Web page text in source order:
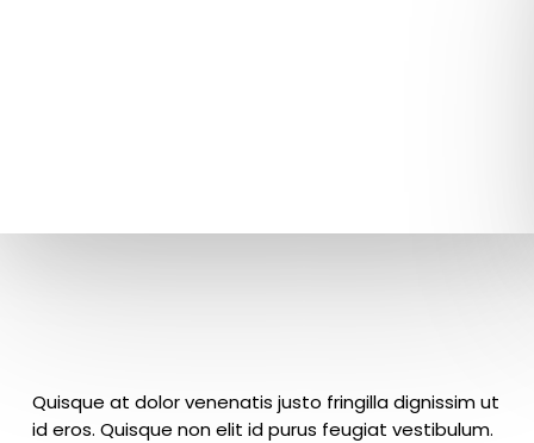
Quisque at dolor venenatis justo fringilla dignissim ut
id eros. Quisque non elit id purus feugiat vestibulum.